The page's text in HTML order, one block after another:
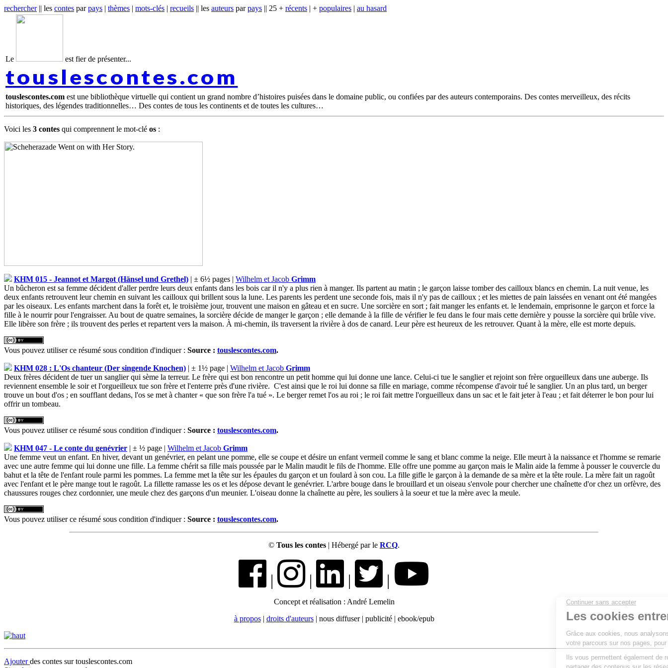
rechercher|| les contes parpays | thèmes | mots-clés | recueils || les auteurs parpays || 25 + récents | + populaires | au hasard
Le est fier de présenter...
touslescontes.com
touslescontes.com est une bibliothèque virtuelle qui contient un grand nombre d’histoires puisées dans le domaine public, ou confiées par des auteurs contemporains. Des contes merveilleux, des récits
historiques, des légendes traditionnelles… Des contes de tous les continents et de toutes les cultures
Voici les 3 contes qui comprennent le mot-clé os :
KHM 015 - Jeannot et Margot (Hänsel und Grethel) | ± 6½ pages | Wilhelm et Jacob Grimm
Un bûcheron est sa femme décident d'aller perdre leurs deux enfants dans les bois car il n'y a plus rien à manger. Ils partent au matin ; le garçon laisse tomber des cailloux blancs en chemin. La nuit venue, les
deux enfants retrouvent leur chemin en suivant les cailloux qui brillent sous la lune. Les parents les perdent une seconde fois, mais il n'y pas de cailloux ; et les miettes de pain laissées en venant ont été mangées
par les oiseaux. Les enfants marchent dans la forêt et, le troisième jour, trouvent une maison en gâteau et en sucre. Une sorcière en sort ; fait manger les enfants et. le lendemain, emprisonne le garçon et force la
fille à le nourrir pour l'engraisser. Au bout de quatre semaines, la sorcière décide de manger le garçon ; elle demande à la fille de vérifier le feu dans le four mais cette dernière y pousse la sorcière qui brûle vive.
Elle libère son frère ; ils trouvent des perles et repartent vers la maison. À mi-chemin, ils traversent la rivière à dos de canard. Leur père est heureux de les retrouver. Quant à la mère, elle est morte depuis.
Vous pouvez utiliser ce résumé sous condition d'indiquer : Source : touslescontes.com.
KHM 028 : L'Os chanteur (Der singende Knochen) | ± 1½ page | Wilhelm et Jacob Grimm
Deux frères décident de tuer un sanglier qui sème la terreur. Le frère qui est bon rencontre un petit homme qui lui donne une lance. Celui-ci tue le sanglier et rejoint son frère orgueilleux dans une auberge. Ils
reviennent ensemble le soir et l'orgueilleux tue son frère et l'enterre près d'une rivière. C'est ainsi que le roi lui donne sa fille en mariage, comme récompense d'avoir tué le sanglier. Un an plus tard, un berger
trouve un bout d'os ; en soufflant dedans, l'os se met à chanter « que son frère l'a tué ». Le berger remet l'os au roi ; le roi fait mettre l'orgueilleux dans un sac et le fait jeter à l'eau ; et fait déterrer le bon pour lui
offrir un tombeau.
Vous pouvez utiliser ce résumé sous condition d'indiquer : Source : touslescontes.com.
KHM 047 - Le conte du genévrier | ± ½ page | Wilhelm et Jacob Grimm
Une femme veut un enfant. En hiver, devant un genévrier, en pelant une pomme, elle se coupe et désire un enfant vermeil comme le sang et blanc comme la neige. Elle meurt à la naissance et l'homme se remarie
avec une autre femme qui lui donne une fille. La femme chérit sa fille mais poussée par le Malin maudit le fils de l'homme. Elle offre une pomme au garçon mais le Malin aide la femme à pousser le couvercle du
bahut et la tête de l'enfant roule parmi les pommes. La femme met la tête sur les épaules du garçon et un foulard à son cou. La fille gifle le garçon à la demande de sa mère et la tête roule. La mère fait un ragoût
avec l'enfant et le père mange tout le ragoût. La fillette ramasse les os et les dépose devant le genévrier. L'arbre bouge dans le brouillard et un oiseau s'envole pour chercher une chaînette d'or chez un orfèvre, des
chaussures rouges chez cordonnier, une meule chez des garçons d'un meunier. L'oiseau donne la chaînette au père, les souliers à la soeur et tue la mère avec la meule.
Vous pouvez utiliser ce résumé sous condition d'indiquer : Source : touslescontes.com.
© Tous les contes | Hébergé par le RCQ.
| | | |
Concept et réalisation : André Lemelin
à propos| droits d'auteurs| nous diffuser | publicité | ebook/epub
Ajouterdes contes sur touslescontes.com